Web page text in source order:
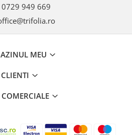
0729 949 669
MEU
CLIENTI
COMERCIALE